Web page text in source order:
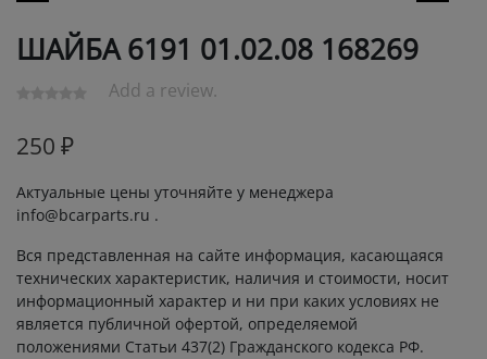
ШАЙБА 6191 01.02.08 168269
Add a review.
250 ₽
Актуальные цены уточняйте у менеджера
info@bcarparts.ru .
Вся представленная на сайте информация, касающаяся
технических характеристик, наличия и стоимости, носит
информационный характер и ни при каких условиях не
является публичной офертой, определяемой
положениями Статьи 437(2) Гражданского кодекса РФ.